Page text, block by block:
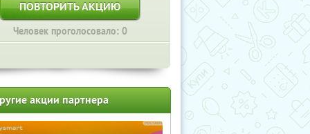
ПОВТОРИТЬ АКЦИЮ
Человек проголосовало: 0
акции партнера